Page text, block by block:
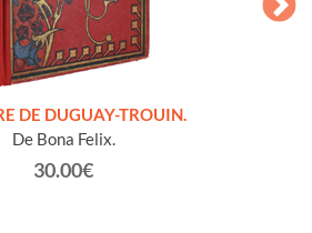
DE DUGUAY-TROUIN.
De Bona Felix.
30.00€